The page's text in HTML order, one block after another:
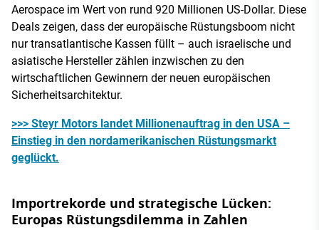
Aerospace im Wert von rund 920 Millionen US-Dollar. Diese
Deals zeigen, dass der europäische Rüstungsboom nicht
nur transatlantische Kassen füllt – auch israelische und
asiatische Hersteller zählen inzwischen zu den
wirtschaftlichen Gewinnern der neuen europäischen
Sicherheitsarchitektur.
>>> Steyr Motors landet Millionenauftrag in den USA –
Einstieg in den nordamerikanischen Rüstungsmarkt
geglückt.
Importrekorde und strategische Lücken:
Europas Rüstungsdilemma in Zahlen